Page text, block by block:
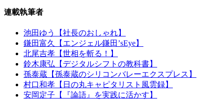
連載執筆者
池田ゆう【社長のおしゃれ】
鎌田富久【エンジェル鎌田’sEye】
北尾吉孝【世相を斬る！】
鈴木康弘【デジタルシフトの教科書】
孫泰蔵【孫泰蔵のシリコンバレーエクスプレス】
村口和孝【日の丸キャピタリスト風雲録】
安岡定子【『論語』を実践に活かす】